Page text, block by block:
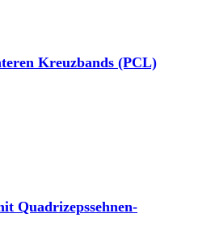
Kreuzbands (PCL)
Quadrizepssehnen-